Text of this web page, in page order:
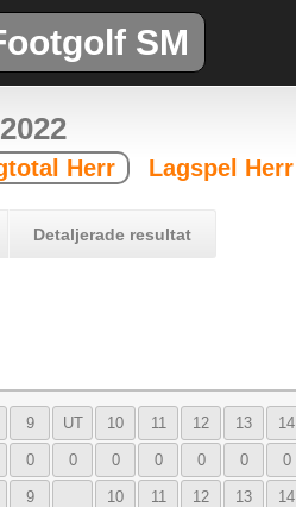
SM
Herr Lagspel Herr
Detaljerade resultat
9 UT 10 11 12 13 14
0 0 0 0 0 0 0
9 10 11 12 13 14